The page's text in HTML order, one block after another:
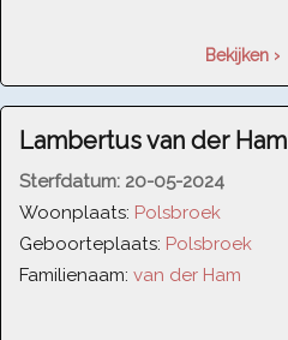
Bekijken ›
Lambertus van der Ham
Sterfdatum: 20-05-2024
Woonplaats: Polsbroek
Geboorteplaats: Polsbroek
Familienaam: van der Ham